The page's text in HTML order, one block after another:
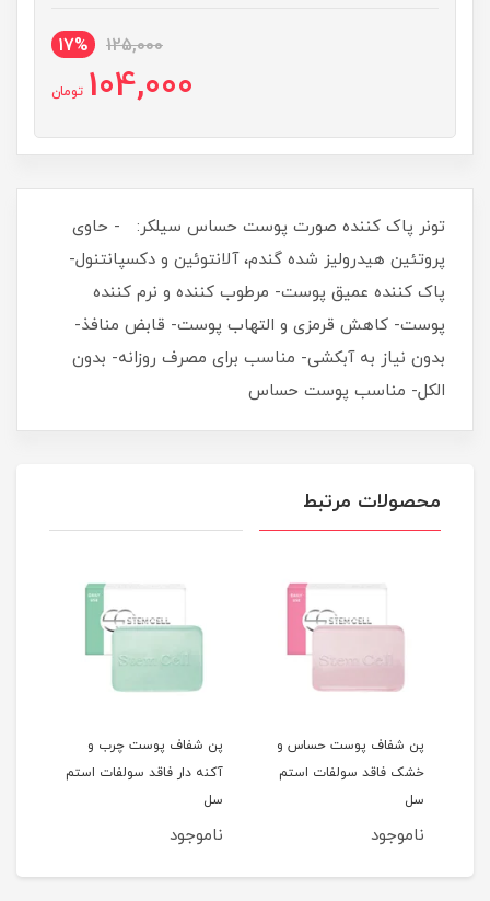
125,000
17%
104,000 تومان
تونر پاک کننده صورت پوست حساس سیلکر: - حاوی
پروتئین هیدرولیز شده گندم، آلانتوئین و دکسپانتنول-
پاک کننده عمیق پوست- مرطوب کننده و نرم کننده
پوست- کاهش قرمزی و التهاب پوست- قابض منافذ-
بدون نیاز به آبکشی- مناسب برای مصرف روزانه- بدون
الکل- مناسب پوست حساس
محصولات مرتبط
پن شفاف پوست حساس و
خشک فاقد سولفات استم
سل
ناموجود
پن شفاف پوست چرب و
آکنه دار فاقد سولفات استم
سل
ناموجود